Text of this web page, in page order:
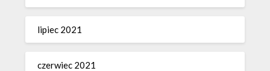
lipiec 2021
czerwiec 2021